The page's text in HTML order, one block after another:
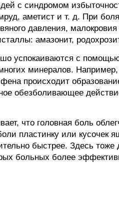
с синдромом
аметист и т. д. При
давления,
амазонит,
успокаиваются с
минералов.
происходит
обезболивающее
что головная боль
пластинку или кусочек
быстрее. Здесь тоже
больных более